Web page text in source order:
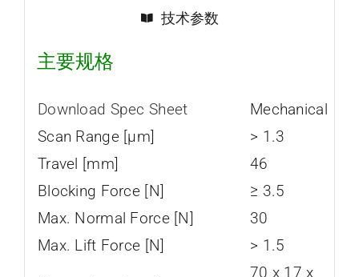
技术参数
主要规格
Download Spec Sheet
Mechanical
Scan Range [µm]
> 1.3
Travel [mm]
46
Blocking Force [N]
≥ 3.5
Max. Normal Force [N]
30
Max. Lift Force [N]
> 1.5
70 x 17 x